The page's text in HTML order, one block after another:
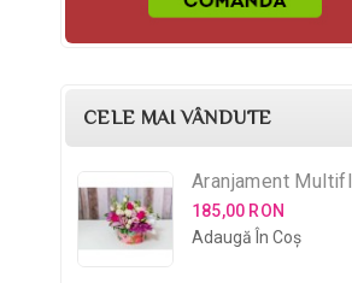
CELE MAI VÂNDUTE
185,00 RON
Adaugă În Coş